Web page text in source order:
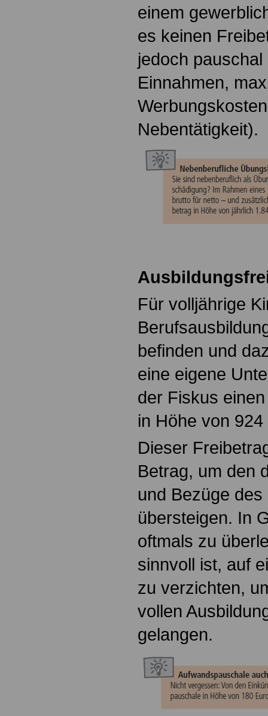
einem
es keinen
jedoch
Einnahmen,
Nebentätigkeit).
Für volljährige
befinden und
eine eigene
der Fiskus
in Höhe von
Dieser
Betrag, um den
und Bezüge
übersteigen. In
oftmals zu
sinnvoll ist, auf
zu verzichten,
vollen
gelangen.